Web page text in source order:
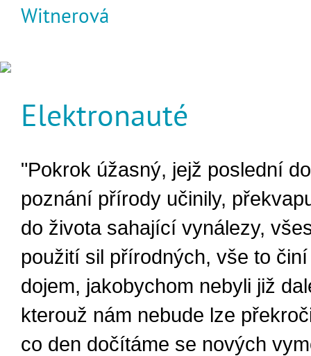
Witnerová
Elektronauté
"Pokrok úžasný, jejž poslední
poznání přírody učinily,
do života sahající vynálezy,
použití sil přírodných, vše to
dojem, jakobychom nebyli již
kterouž nám nebude lze
co den dočítáme se nových